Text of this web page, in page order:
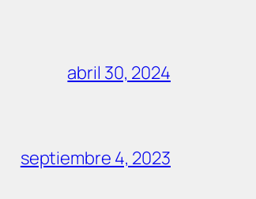
abril 30, 2024
septiembre 4, 2023